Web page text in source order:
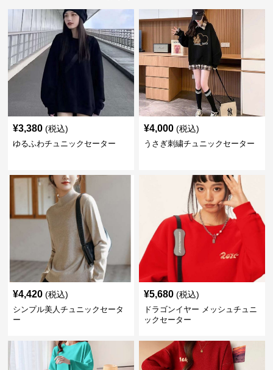
¥3,380 (税込)
ゆるふわチュニックセーター
¥4,000 (税込)
うさぎ刺繍チュニックセーター
¥4,420 (税込)
シンプル美人チュニックセータ
ー
¥5,680 (税込)
ドラゴンイヤー メッシュチュニ
ックセーター